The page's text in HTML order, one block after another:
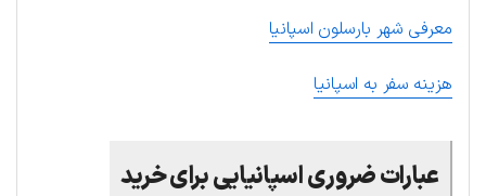
معرفی شهر بارسلون اسپانیا
هزینه سفر به اسپانیا
عبارات ضروری اسپانیایی برای خرید